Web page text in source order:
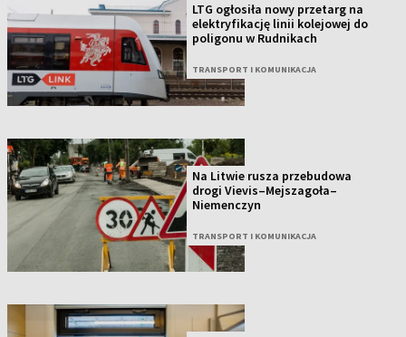
LTG ogłosiła nowy przetarg na
elektryfikację linii kolejowej do
poligonu w Rudnikach
TRANSPORT I KOMUNIKACJA
Na Litwie rusza przebudowa
drogi Vievis–Mejszagoła–
Niemenczyn
TRANSPORT I KOMUNIKACJA